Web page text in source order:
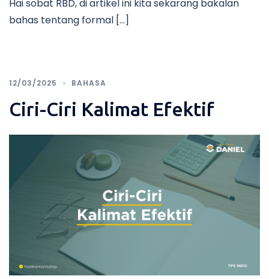
Hai sobat RBD, di artikel ini kita sekarang bakalan
bahas tentang formal […]
12/03/2025 BAHASA
Ciri-Ciri Kalimat Efektif